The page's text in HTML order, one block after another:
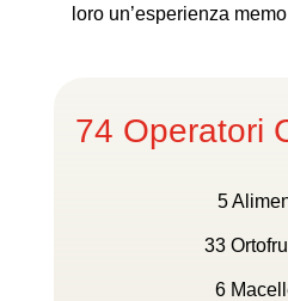
loro un’esperienza
74 Operatori
5
33
6